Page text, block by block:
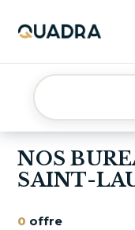
NOS
SAINT-
0 offre